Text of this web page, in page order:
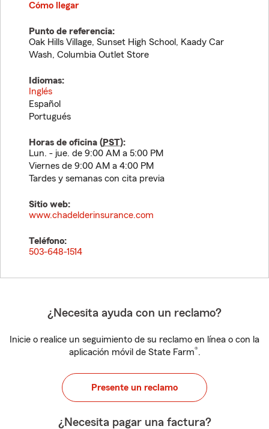
Cómo llegar
Punto de referencia:
Oak Hills Village, Sunset High School, Kaady Car
Wash, Columbia Outlet Store
Idiomas:
Inglés
Español
Portugués
Horas de oficina (PST):
Lun. - jue. de 9:00 AM a 5:00 PM
Viernes de 9:00 AM a 4:00 PM
Tardes y semanas con cita previa
Sitio web:
www.chadelderinsurance.com
Teléfono:
503-648-1514
¿Necesita ayuda con un reclamo?
Inicie o realice un seguimiento de su reclamo en línea o con la
aplicación móvil de State Farm®.
Presente un reclamo
¿Necesita pagar una factura?